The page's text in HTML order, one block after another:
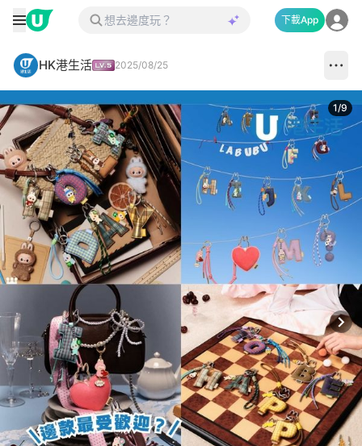
下載App
HK港生活 2025/08/25
1/9